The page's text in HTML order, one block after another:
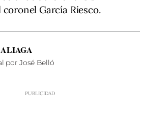
García Riesco.
por José Belló